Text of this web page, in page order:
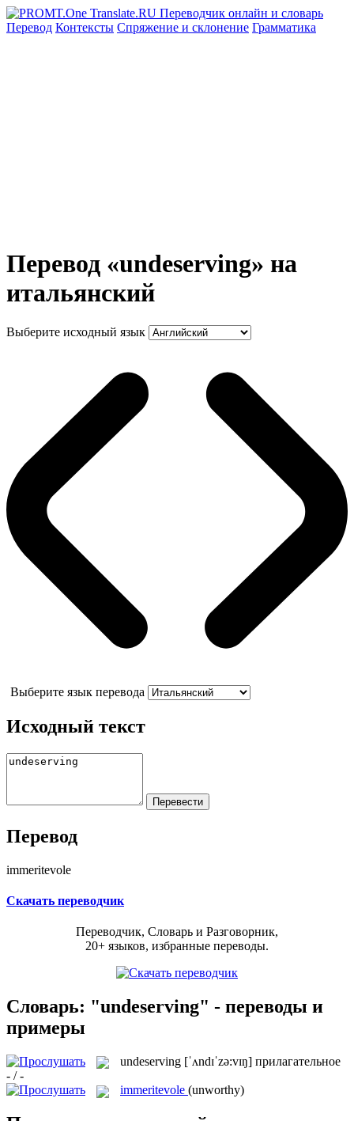
Перевод Контексты Спряжение и склонение Грамматика
Перевод «undeserving» на
итальянский
Выберите исходный язык
Выберите язык перевода
Исходный текст
Перевод
immeritevole
Скачать переводчик
Переводчик, Словарь и Разговорник,
20+ языков, избранные переводы.
Словарь: "undeserving" - переводы и
примеры
undeserving [ˈʌndɪˈzə:vɪŋ] прилагательное
- / -
immeritevole (unworthy)